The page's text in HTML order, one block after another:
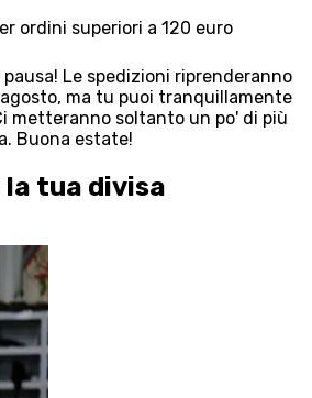
ordini superiori a 120 euro
Le spedizioni riprenderanno
ma tu puoi tranquillamente
metteranno soltanto un po' di più
Buona estate!
tua divisa